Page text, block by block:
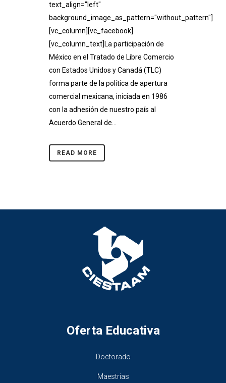
text_align="left"
background_image_as_pattern="without_pattern"]
[vc_column][vc_facebook]
[vc_column_text]La participación de
México en el Tratado de Libre Comercio
con Estados Unidos y Canadá (TLC)
forma parte de la política de apertura
comercial mexicana, iniciada en 1986
con la adhesión de nuestro país al
Acuerdo General de...
READ MORE
Oferta Educativa
Doctorado
Maestrias